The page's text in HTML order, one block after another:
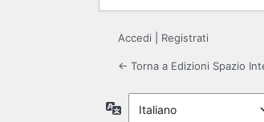
Accedi Registrati
← Torna a Edizioni Spazio
Lingua